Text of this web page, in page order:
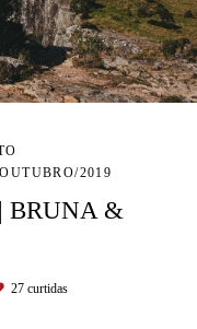
2019
BRUNA &
27curtidas